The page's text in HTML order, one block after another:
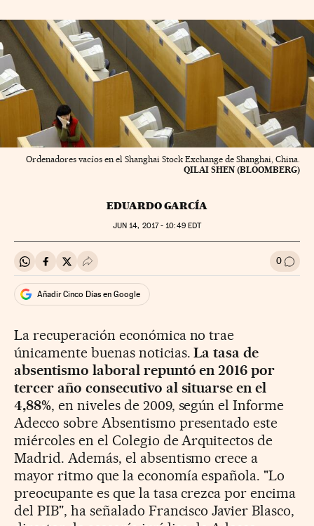
Ordenadores vacíos en el Shanghai Stock Exchange de Shanghai, China.
QILAI SHEN (BLOOMBERG)
EDUARDO GARCÍA
JUN 14, 2017 - 10:49EDT
Compartir en Whatsapp
Compartir en Facebook
Compartir en Twitter
Desplegar Redes Sociales 0 Ir a
Añadir Cinco Días en Google
La recuperación económica no trae
únicamente buenas noticias.La tasa de
absentismo laboral repuntó en 2016 por
tercer año consecutivo al situarse en el
4,88%, en niveles de 2009, según el Informe
Adecco sobre Absentismo presentado este
miércoles en el Colegio de Arquitectos de
Madrid. Además, el absentismo crece a
mayor ritmo que la economía española. "Lo
preocupante es que la tasa crezca por encima
del PIB", ha señalado Francisco Javier Blasco,